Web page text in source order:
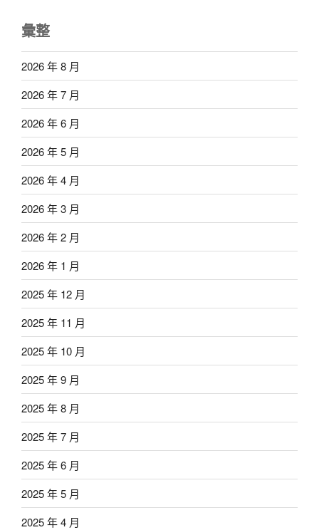
彙整
2026 年 8 月
2026 年 7 月
2026 年 6 月
2026 年 5 月
2026 年 4 月
2026 年 3 月
2026 年 2 月
2026 年 1 月
2025 年 12 月
2025 年 11 月
2025 年 10 月
2025 年 9 月
2025 年 8 月
2025 年 7 月
2025 年 6 月
2025 年 5 月
2025 年 4 月